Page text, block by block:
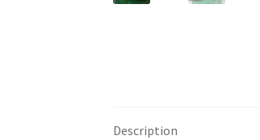
Description